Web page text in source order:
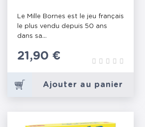
Le Mille Bornes est le jeu français
le plus vendu depuis 50 ans
dans sa...
Prix
21,90 €
Ajouter au panier